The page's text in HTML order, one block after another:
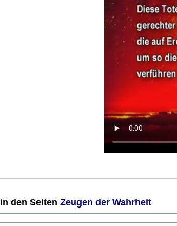
in den SeitenZeugen der Wahrheit